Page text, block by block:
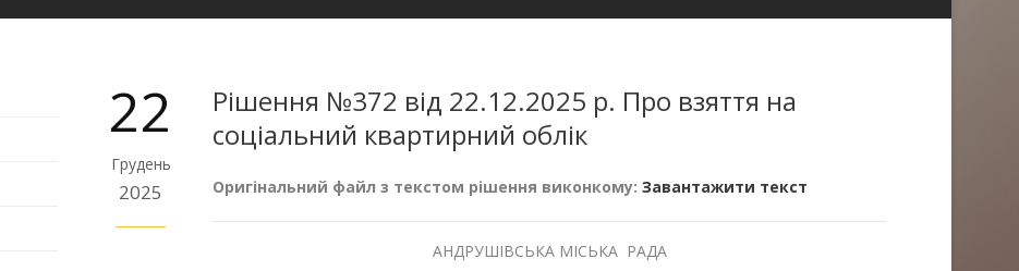
22
Грудень
2025
Рішення №372 від 22.12.2025 р. Про взяття на
соціальний квартирний облік
Оригінальний файл з текстом рішення виконкому: Завантажити текст
АНДРУШІВСЬКА МІСЬКА РАДА